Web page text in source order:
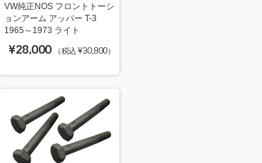
VW純正NOS フロントトーシ
ョンアーム アッパー T-3
1965～1973 ライト
¥28,000 （税込 ¥30,800）